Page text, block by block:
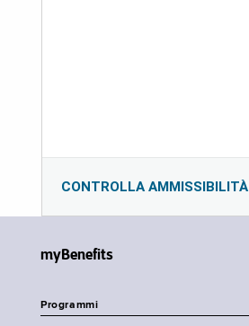
CONTROLLA AMMISSIBILITÀ
myBenefits
Programmi